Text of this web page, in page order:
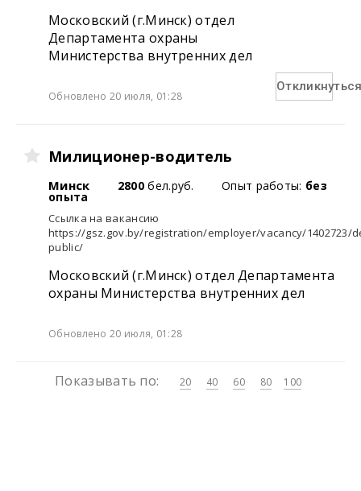
Московский (г.Минск) отдел
Департамента охраны
Министерства внутренних дел
Обновлено 20 июля, 01:28
Милиционер-водитель
Минск 2800 бел.руб. Опыт работы: без
опыта
Ссылка на вакансию
https://gsz.gov.by/registration/employer/vacancy/1402723/
public/
Московский (г.Минск) отдел Департамента
охраны Министерства внутренних дел
Обновлено 20 июля, 01:28
Показывать по: 20 40 60 80 100